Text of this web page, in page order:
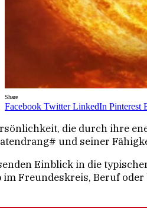
Share
Facebook Twitter LinkedIn Pinterest
die durch ihre
und seiner
Einblick in die
Freundeskreis, Beruf